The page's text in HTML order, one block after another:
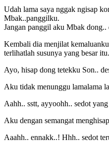
Udah lama saya nggak ngisap
Mbak..panggilku.
Jangan panggil aku Mbak dong..
Kembali dia menjilat
terlihatlah susunya yang besar
Ayo, hisap dong tetekku Son..
Aku tidak menunggu lamalama
Aahh.. sstt, ayyoohh.. sedot
Aku dengan semangat
Aaahh.. ennakk..! Hhh.. sedot